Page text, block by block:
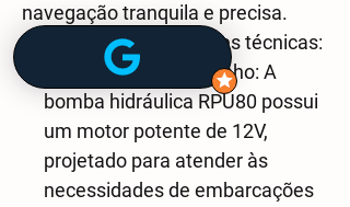
navegação tranquila e precisa.
Principais especificações técnicas:
Potência e desempenho: A
bomba hidráulica RPU80 possui
um motor potente de 12V,
projetado para atender às
necessidades de embarcações